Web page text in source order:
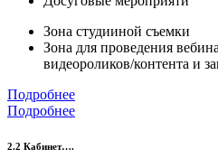
Зона студииной съемки
Зона для проведения
видеороликов/контента и
Подробнее
Подробнее
2.2 Кабинет….